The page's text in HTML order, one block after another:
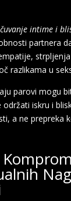
intime i
partnera
razlikama u
parovi mogu
iskru i
a ne prepreka